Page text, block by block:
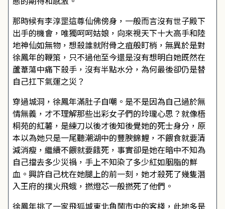
那時候有李淳罡這尊仙佛傍身，一般而言沒有世子殿下
出手的機會，唯獨呵呵姑娘，向來視天下十大高手和陸
地神仙如無物，想殺誰就附骨之疽般盯梢，無異於是對
徐鳳年的鞭策，只不過他至今還是沒有想明白她既然在
蘆葦蕩中痛下殺手，沒有半點水分，為何最後卻仍是替
自己扛下氣運之災？
穿過城洞，徐鳳年滿肚子自嘲。是不是因為自己過於無
情無義，才不理解那些出彩女子們的玲瓏心思？就像梧
桐苑的紅薯，是練刀以後才後知後覺她的死士身分，原
本以為她只是一尾聽潮湖中的豐腴錦鯉，不餵食就要清
減消瘦，繼續不餵就要餓死，事實卻是她在暗中不知為
自己擋去多少災禍，手上不知染了多少紅如胭脂的鮮
血。興許自己枕在她腿上的前一刻，她才殺死了幾隻潛
入王府的撲火飛蛾，撚燈芯一般撚死了他們。
徐鳳年挑了一家飛狐城東北角鬧市中的客棧，此地多是